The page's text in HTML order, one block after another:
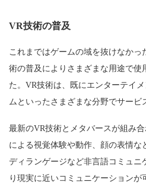
VR技術の普及
これまではゲームの域を抜けなか
術の普及によりさまざまな用途で使
た。VR技術は、既にエンターテイ
ムといったさまざまな分野でサービ
最新のVR技術とメタバースが組み
による視覚体験や動作、顔の表情な
ディランゲージなど非言語コミュニ
り現実に近いコミュニケーションが